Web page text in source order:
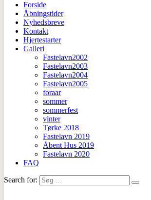
Forside
Åbningstider
Nyhedsbreve
Kontakt
Hjertestarter
Galleri
Fastelavn2002
Fastelavn2003
Fastelavn2004
Fastelavn2005
foraar
sommer
sommerfest
vinter
Tørke 2018
Fastelavn 2019
Åbent Hus 2019
Fastelavn 2020
FAQ
Search for: